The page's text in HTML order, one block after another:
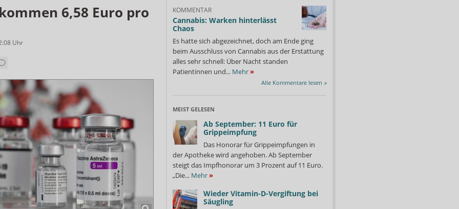
6,58 Euro pro
Uhr
KOMMENTAR
Cannabis: Warken hinterlässt
Chaos
Es hatte sich abgezeichnet, doch am Ende ging
beim Ausschluss von Cannabis aus der Erstattung
alles sehr schnell: Über Nacht standen
Patientinnen und... Mehr»
Alle Kommentare lesen »
MEIST GELESEN
Ab September: 11 Euro für
Grippeimpfung
Das Honorar für Grippeimpfungen in
der Apotheke wird angehoben. Ab September
steigt das Impfhonorar um 3 Prozent auf 11 Euro.
„Die... Mehr»
Wieder Vitamin-D-Vergiftung bei
Säugling